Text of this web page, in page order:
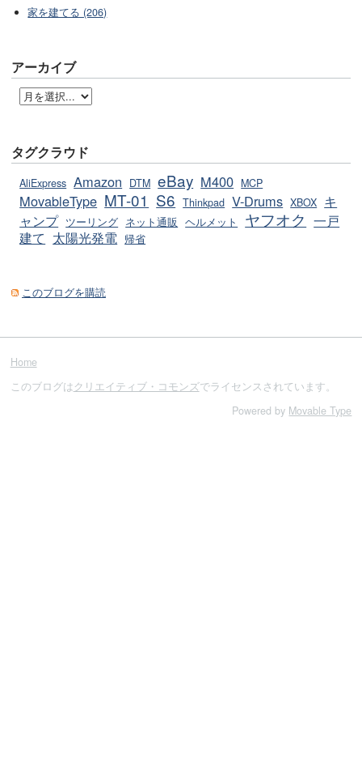
家を建てる (206)
アーカイブ
タグクラウド
AliExpress Amazon DTM eBay M400 MCP
MovableType MT-01 S6 Thinkpad V-Drums XBOX キ
ャンプ ツーリング ネット通販 ヘルメット ヤフオク 一戸
建て 太陽光発電 帰省
このブログを購読
Home
このブログはクリエイティブ・コモンズでライセンスされています。
Powered by Movable Type